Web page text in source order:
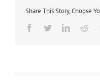
Share This Story, Choose
Facebook
TwitterLinkedin